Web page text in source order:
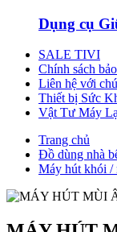
Dụng cụ
SALE TIVI
Chính sách
Liên hệ với
Thiết bị Sức
Vật Tư Máy
Trang chủ
Đồ dùng nhà
Máy hút khói /